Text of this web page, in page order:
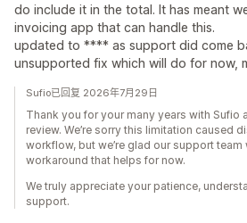
do include it in the total. It has meant
invoicing app that can handle this.
updated to **** as support did come
unsupported fix which will do for now,
Sufio已回复 2026年7月29日
Thank you for your many years with Sufio
review. We’re sorry this limitation caused
workflow, but we’re glad our support team
workaround that helps for now.
We truly appreciate your patience,
support.